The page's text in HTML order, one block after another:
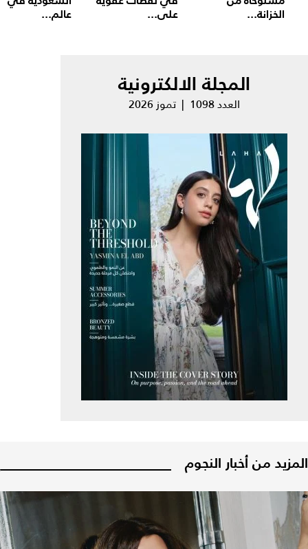
الخزانة... على... عالم...
المجلة الالكترونية
العدد 1098 | تموز 2026
المزيد من أخبار النجوم